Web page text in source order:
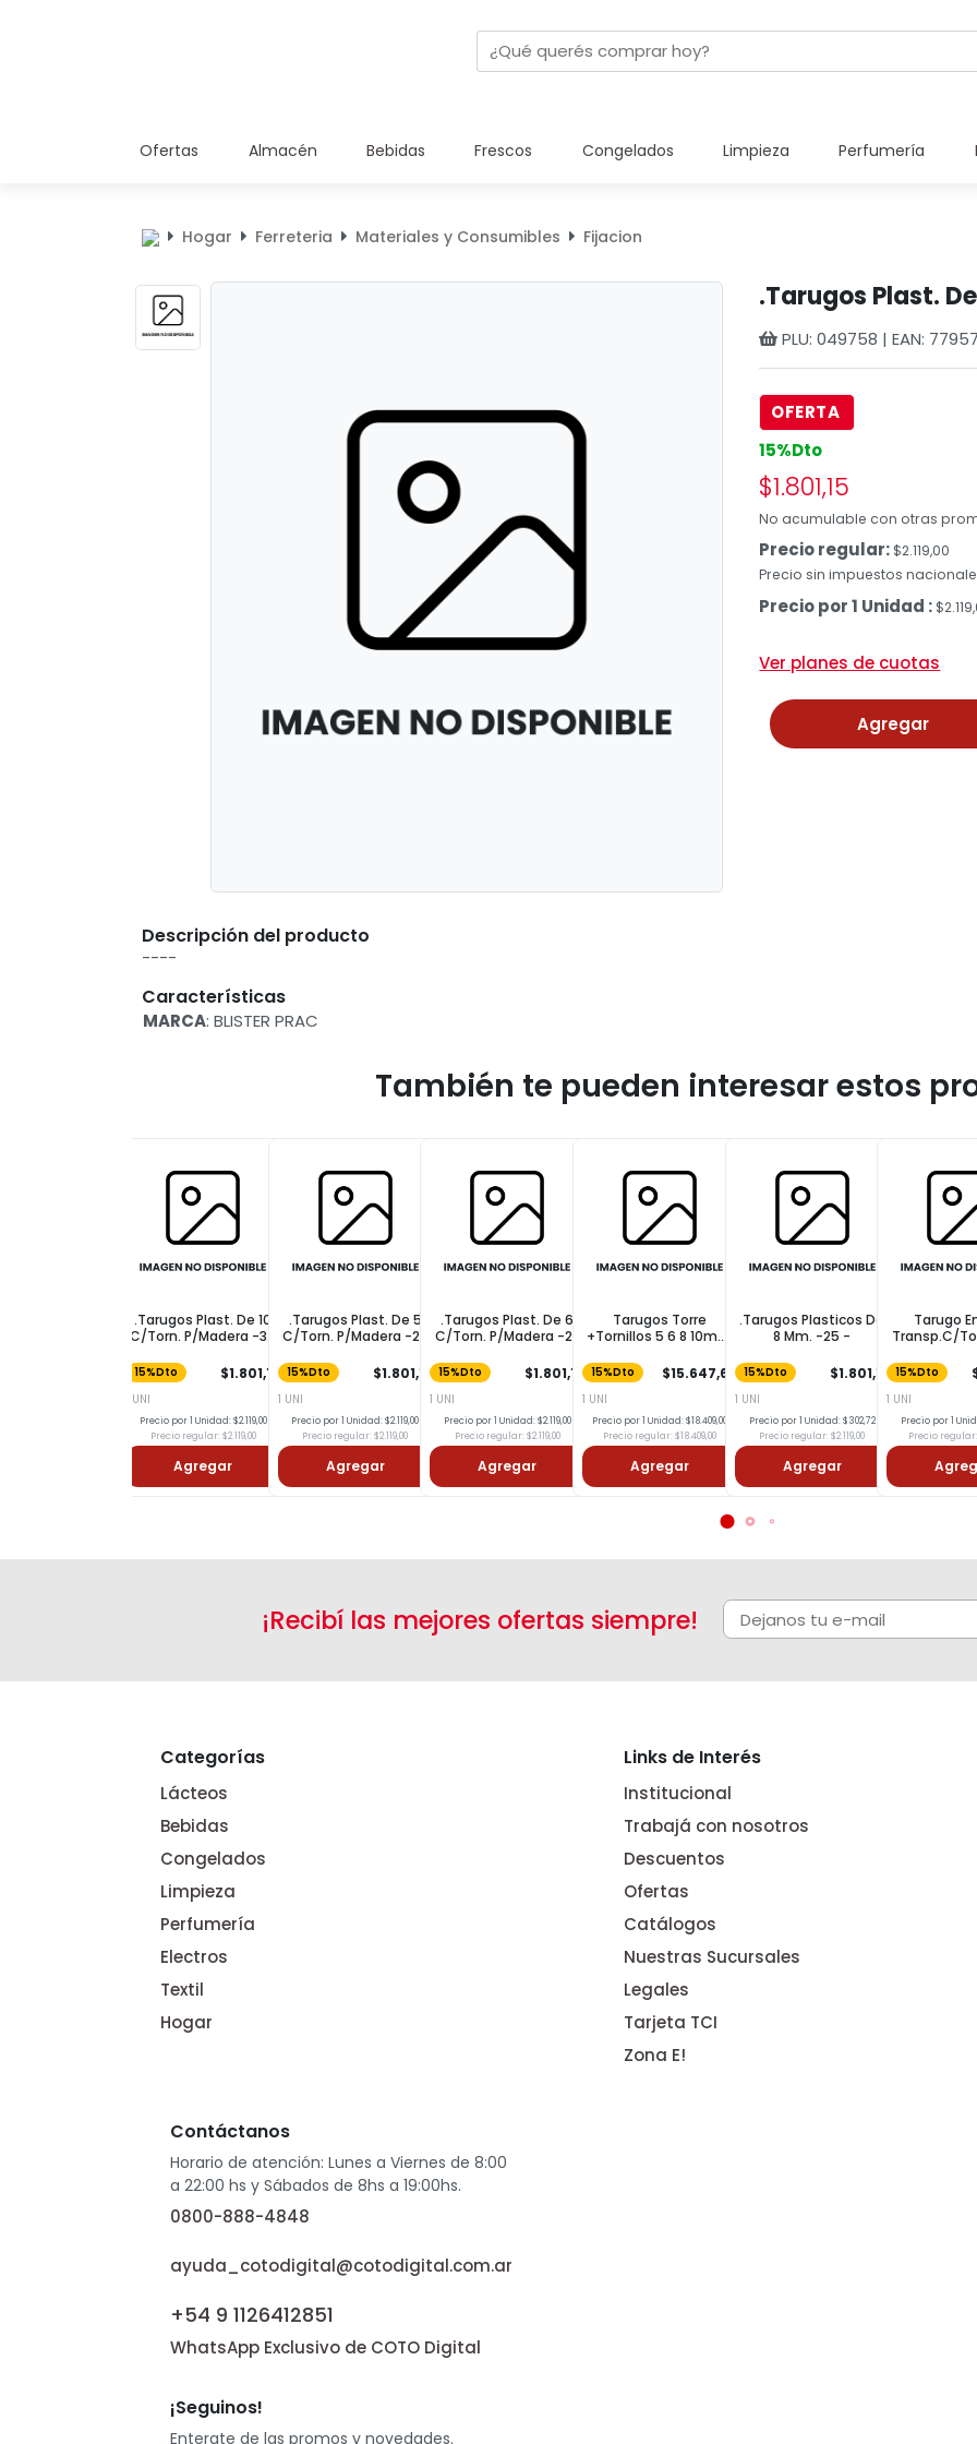
Ofertas Almacén Bebidas Frescos Congelados Limpieza Perfumería
Hogar Ferreteria Materiales y Consumibles Fijacion
.Tarugos Plast.
PLU: 049758 | EAN:
OFERTA
15%Dto
$1.801,15
No acumulable con otras
Precio regular: $2.119,00
Precio sin impuestos
Precio por 1 Unidad :
Ver planes de cuotas
Agregar
Descripción del producto
----
Características
MARCA: BLISTER PRAC
También te pueden interesar estos
.Tarugos Plast. De 10
C/Torn. P/Madera -30
15%Dto $1.801,15
1 UNI
Precio por 1 Unidad: $2.119,00
Precio regular: $2.119,00
Agregar
.Tarugos Plast. De 5
C/Torn. P/Madera -27
15%Dto $1.801,15
1 UNI
Precio por 1 Unidad: $2.119,00
Precio regular: $2.119,00
Agregar
.Tarugos Plast. De 6
C/Torn. P/Madera -28
15%Dto $1.801,15
1 UNI
Precio por 1 Unidad: $2.119,00
Precio regular: $2.119,00
Agregar
Tarugos Torre
+Tornillos 5 6 8 10mm
15%Dto $15.647,65
1 UNI
Precio por 1 Unidad: $18.409,00
Precio regular: $18.409,00
Agregar
.Tarugos Plasticos De
8 Mm. -25 -
15%Dto $1.801,15
1 UNI
Precio por 1 Unidad: $302,72
Precio regular: $2.119,00
Agregar
Tarugo
Transp.C/
15%Dto
1 UNI
Precio por 1
Precio regular:
¡Recibí las mejores ofertas siempre!
Categorías
Lácteos
Bebidas
Congelados
Limpieza
Perfumería
Electros
Textil
Hogar
Links de Interés
Institucional
Trabajá con nosotros
Descuentos
Ofertas
Catálogos
Nuestras Sucursales
Legales
Tarjeta TCI
Zona E!
Contáctanos
Horario de atención: Lunes a Viernes de 8:00
a 22:00 hs y Sábados de 8hs a 19:00hs.
0800-888-4848
ayuda_cotodigital@cotodigital.com.ar
+54 9 1126412851
WhatsApp Exclusivo de COTO Digital
¡Seguinos!
Enterate de las promos y novedades.